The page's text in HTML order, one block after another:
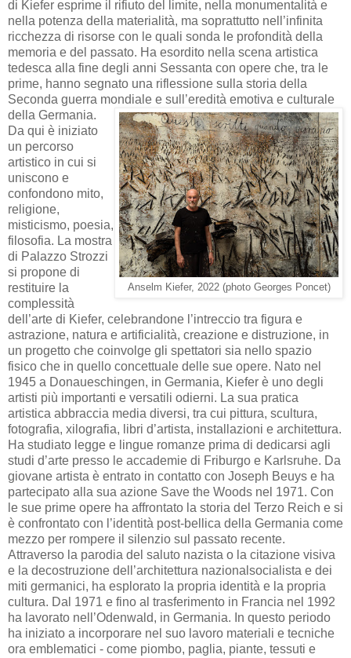
di Kiefer esprime il rifiuto del limite, nella monumentalità e
nella potenza della materialità, ma soprattutto nell’infinita
ricchezza di risorse con le quali sonda le profondità della
memoria e del passato. Ha esordito nella scena artistica
tedesca alla fine degli anni Sessanta con opere che, tra le
prime, hanno segnato una riflessione sulla storia della
Seconda guerra mondiale e sull’eredità emotiva e culturale
della Germania.
Anselm Kiefer, 2022 (photo Georges Poncet)
Da qui è iniziato
un percorso
artistico in cui si
uniscono e
confondono mito,
religione,
misticismo, poesia,
filosofia. La mostra
di Palazzo Strozzi
si propone di
restituire la
complessità
dell’arte di Kiefer, celebrandone l’intreccio tra figura e
astrazione, natura e artificialità, creazione e distruzione, in
un progetto che coinvolge gli spettatori sia nello spazio
fisico che in quello concettuale delle sue opere. Nato nel
1945 a Donaueschingen, in Germania, Kiefer è uno degli
artisti più importanti e versatili odierni. La sua pratica
artistica abbraccia media diversi, tra cui pittura, scultura,
fotografia, xilografia, libri d’artista, installazioni e architettura.
Ha studiato legge e lingue romanze prima di dedicarsi agli
studi d’arte presso le accademie di Friburgo e Karlsruhe. Da
giovane artista è entrato in contatto con Joseph Beuys e ha
partecipato alla sua azione Save the Woods nel 1971. Con
le sue prime opere ha affrontato la storia del Terzo Reich e si
è confrontato con l’identità post-bellica della Germania come
mezzo per rompere il silenzio sul passato recente.
Attraverso la parodia del saluto nazista o la citazione visiva
e la decostruzione dell’architettura nazionalsocialista e dei
miti germanici, ha esplorato la propria identità e la propria
cultura. Dal 1971 e fino al trasferimento in Francia nel 1992
ha lavorato nell’Odenwald, in Germania. In questo periodo
ha iniziato a incorporare nel suo lavoro materiali e tecniche
ora emblematici - come piombo, paglia, piante, tessuti e